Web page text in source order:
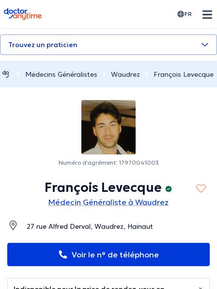
doctoranytime FR
Trouvez un praticien
Médecins Généralistes Waudrez François Levecque
Numéro d'agrément: 17970041003
François Levecque
Médecin Généraliste à Waudrez
27 rue Alfred Derval, Waudrez, Hainaut
Voir le n° de téléphone